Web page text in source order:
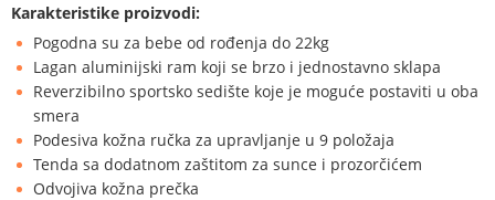
Karakteristike proizvodi:
Pogodna su za bebe od rođenja do 22kg
Lagan aluminijski ram koji se brzo i jednostavno sklapa
Reverzibilno sportsko sedište koje je moguće postaviti u oba
smera
Podesiva kožna ručka za upravljanje u 9 položaja
Tenda sa dodatnom zaštitom za sunce i prozorčićem
Odvojiva kožna prečka